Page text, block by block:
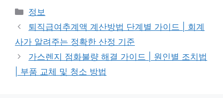
카
테
고
리
정보
퇴직급여추계액 계산방법 단계별 가이드 | 회계
사가 알려주는 정확한 산정 기준
가스렌지 점화불량 해결 가이드 | 원인별 조치법
| 부품 교체 및 청소 방법